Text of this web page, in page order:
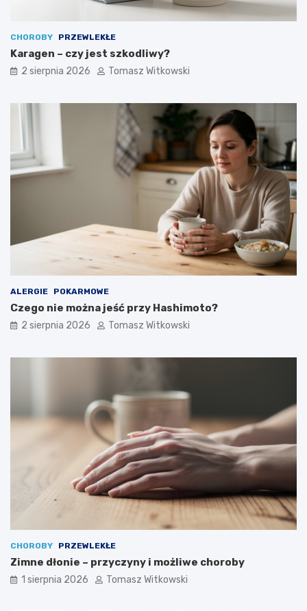
CHOROBY PRZEWLEKŁE
Karagen – czy jest szkodliwy?
2 sierpnia 2026 Tomasz Witkowski
ALERGIE POKARMOWE
Czego nie można jeść przy Hashimoto?
2 sierpnia 2026 Tomasz Witkowski
CHOROBY PRZEWLEKŁE
Zimne dłonie – przyczyny i możliwe choroby
1 sierpnia 2026 Tomasz Witkowski